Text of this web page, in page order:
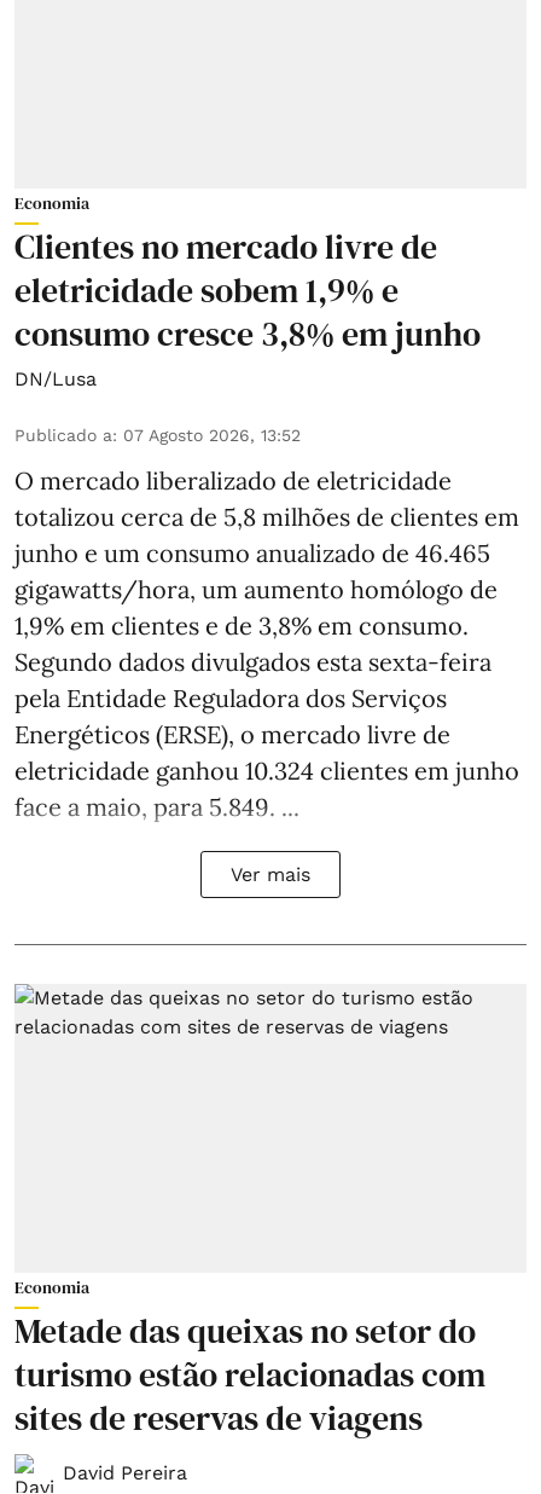
Economia
Clientes no mercado livre de
eletricidade sobem 1,9% e
consumo cresce 3,8% em junho
DN/Lusa
Publicado a: 07 Agosto 2026, 13:52
O mercado liberalizado de eletricidade
totalizou cerca de 5,8 milhões de clientes em
junho e um consumo anualizado de 46.465
gigawatts/hora, um aumento homólogo de
1,9% em clientes e de 3,8% em consumo.
Segundo dados divulgados esta sexta-feira
pela Entidade Reguladora dos Serviços
Energéticos (ERSE), o mercado livre de
eletricidade ganhou 10.324 clientes em junho
face a maio, para 5.849. ...
Ver mais
Economia
Metade das queixas no setor do
turismo estão relacionadas com
sites de reservas de viagens
David Pereira